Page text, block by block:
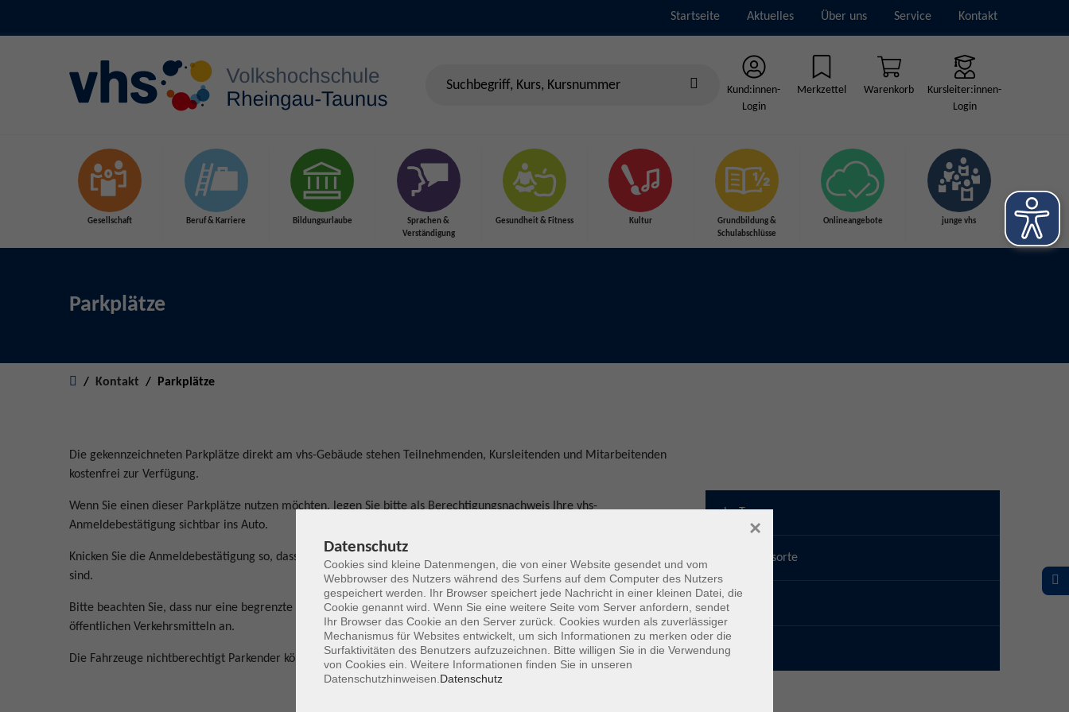
Startseite Aktuelles Über uns Service Kontakt
Kund:innen-
Login
Merkzettel Warenkorb
Kursleiter:innen-
Login
Gesellschaft Beruf & Karriere Bildungsurlaube
Sprachen &
Verständigung
Gesundheit & Fitness Kultur
Grundbildung &
Schulabschlüsse
Onlineangebote junge vhs
Parkplätze
Kontakt
Parkplätze
Die gekennzeichneten Parkplätze direkt am vhs-Gebäude stehen Teilnehmenden, Kursleitenden und Mitarbeitenden
kostenfrei zur Verfügung.
Wenn Sie einen dieser Parkplätze nutzen möchten, legen Sie bitte als Berechtigungsnachweis Ihre vhs-
Anmeldebestätigung sichtbar ins Auto.
Knicken Sie die Anmeldebestätigung so, dass die Angaben zum Kurs sichtbar, Ihre persönlichen Daten aber geschützt
sind.
Bitte beachten Sie, dass nur eine begrenzte Anzahl an Parkplätzen zur Verfügung steht und reisen Sie möglichst mit
öffentlichen Verkehrsmitteln an.
Die Fahrzeuge nichtberechtigt Parkender können kostenpflichtig abgeschleppt werden.
vhs-Team
Unterrichtsorte
Anreise
Parkplätze
Datenschutz
Cookies sind kleine Datenmengen, die von einer Website gesendet und vom
Webbrowser des Nutzers während des Surfens auf dem Computer des Nutzers
gespeichert werden. Ihr Browser speichert jede Nachricht in einer kleinen Datei, die
Cookie genannt wird. Wenn Sie eine weitere Seite vom Server anfordern, sendet
Ihr Browser das Cookie an den Server zurück. Cookies wurden als zuverlässiger
Mechanismus für Websites entwickelt, um sich Informationen zu merken oder die
Surfaktivitäten des Benutzers aufzuzeichnen. Bitte willigen Sie in die Verwendung
von Cookies ein. Weitere Informationen finden Sie in unseren
Datenschutzhinweisen. Datenschutz
×